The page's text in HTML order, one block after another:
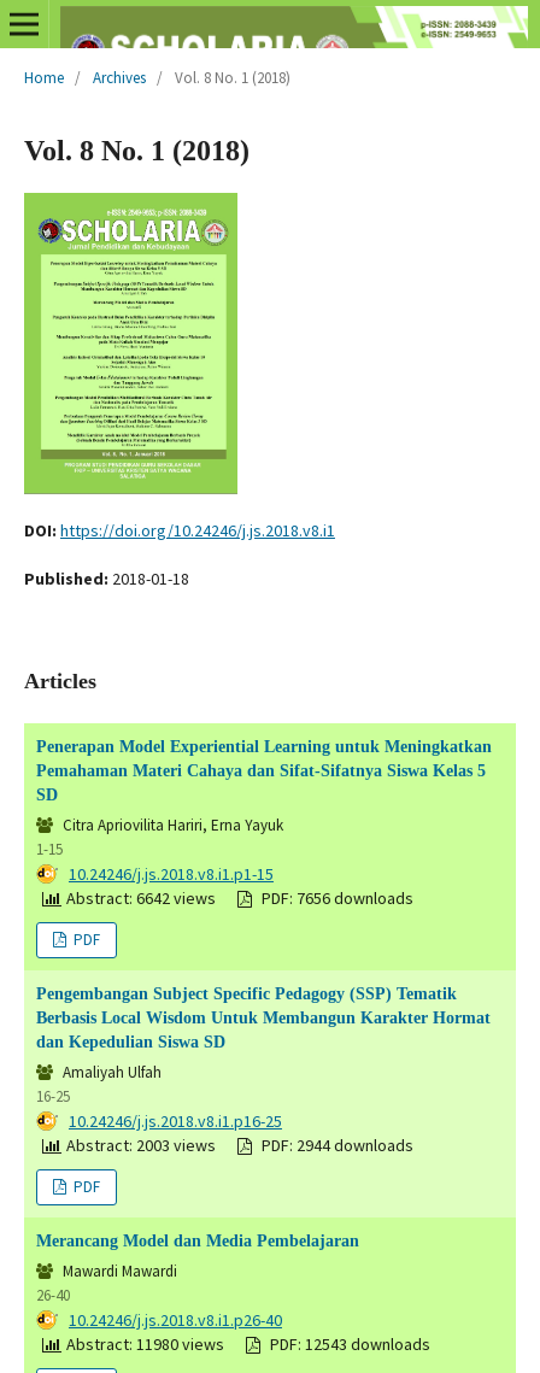
Home / Archives / Vol. 8 No. 1 (2018)
Vol. 8 No. 1 (2018)
DOI: https://doi.org/10.24246/j.js.2018.v8.i1
Published: 2018-01-18
Articles
Penerapan Model Experiential Learning untuk Meningkatkan
Pemahaman Materi Cahaya dan Sifat-Sifatnya Siswa Kelas 5
SD
Citra Apriovilita Hariri, Erna Yayuk
1-15
DOI: 10.24246/j.js.2018.v8.i1.p1-15
Abstract: 6642 views
PDF: 7656 downloads
PDF
Pengembangan Subject Specific Pedagogy (SSP) Tematik
Berbasis Local Wisdom Untuk Membangun Karakter Hormat
dan Kepedulian Siswa SD
Amaliyah Ulfah
16-25
DOI: 10.24246/j.js.2018.v8.i1.p16-25
Abstract: 2003 views
PDF: 2944 downloads
PDF
Merancang Model dan Media Pembelajaran
Mawardi Mawardi
26-40
DOI: 10.24246/j.js.2018.v8.i1.p26-40
Abstract: 11980 views
PDF: 12543 downloads